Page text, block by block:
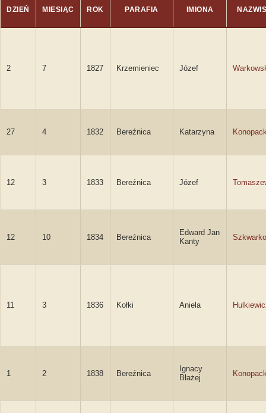
DZIEŃ MIESIĄC ROK PARAFIA IMIONA
2 7 1827 Krzemieniec Józef
27 4 1832 Bereźnica Katarzyna
12 3 1833 Bereźnica Józef
12 10 1834 Bereźnica
Edward Jan
Kanty
11 3 1836 Kołki Aniela
1 2 1838 Bereźnica
Ignacy
Błażej